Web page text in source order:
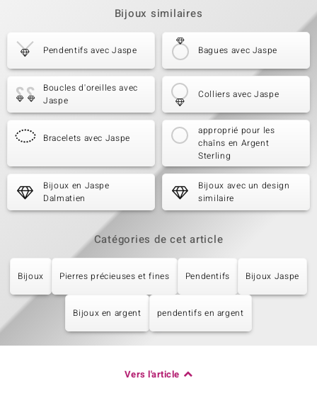
Bijoux similaires
Pendentifs avec Jaspe Bagues avec Jaspe
Boucles d'oreilles avec
Jaspe
Colliers avec Jaspe
Bracelets avec Jaspe
approprié pour les
chaîns en Argent
Sterling
Bijoux en Jaspe
Dalmatien
Bijoux avec un design
similaire
Catégories de cet article
Bijoux Pierres précieuses et fines Pendentifs Bijoux Jaspe
Bijoux en argent pendentifs en argent
Vers l'article